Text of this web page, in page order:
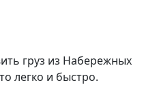
груз из Набережных
легко и быстро.